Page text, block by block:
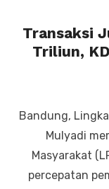
Transaksi
Triliun,
Bandung,
Mulyadi
Masyarakat
percepatan